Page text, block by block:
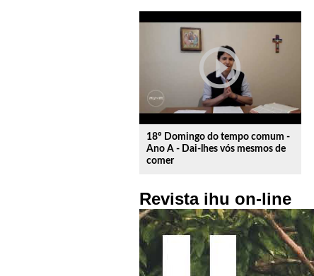
play_circle_outline
18º Domingo do tempo comum -
Ano A - Dai-lhes vós mesmos de
comer
Revista ihu on-line